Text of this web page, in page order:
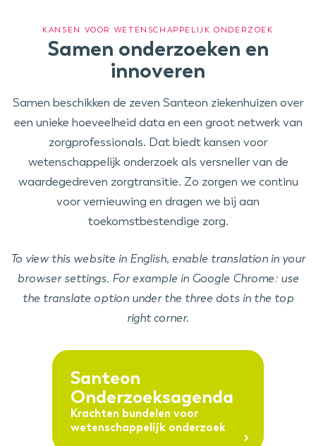
KANSEN VOOR WETENSCHAPPELIJK ONDERZOEK
Samen onderzoeken en
innoveren
Samen beschikken de zeven Santeon ziekenhuizen over
een unieke hoeveelheid data en een groot netwerk van
zorgprofessionals. Dat biedt kansen voor
wetenschappelijk onderzoek als versneller van de
waardegedreven zorgtransitie. Zo zorgen we continu
voor vernieuwing en dragen we bij aan
toekomstbestendige zorg.
To view this website in English, enable translation in your
browser settings. For example in Google Chrome; use
the translate option under the three dots in the top
right corner.
Santeon
Onderzoeksagenda
Krachten bundelen voor
wetenschappelijk onderzoek